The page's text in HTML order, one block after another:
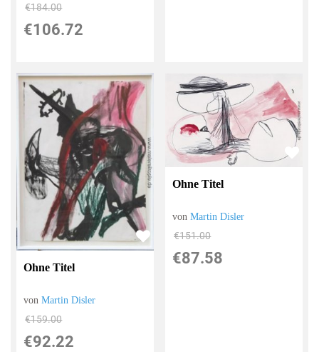
€184.00
€106.72
Ohne Titel
vonMartin Disler
€159.00
€92.22
Ohne Titel
vonMartin Disler
€151.00
€87.58